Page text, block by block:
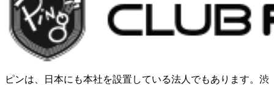
ピンは、日本にも本社を設置している法人でもあります。渋